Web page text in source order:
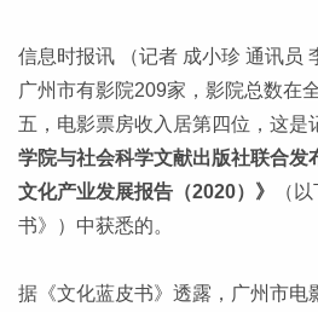
信息时报讯 （记者 成小珍 通讯员
广州市有影院209家，影院总数在
五，电影票房收入居第四位，这是
学院与社会科学文献出版社联合发
文化产业发展报告（2020）》
（
书》）中获悉的。
据《文化蓝皮书》透露，广州市电